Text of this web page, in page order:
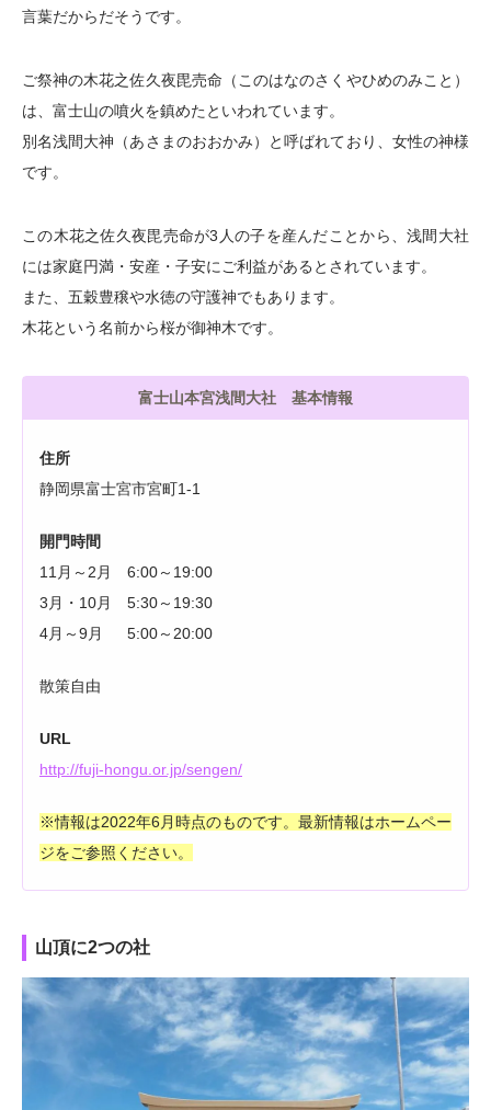
言葉だからだそうです。
ご祭神の木花之佐久夜毘売命（このはなのさくやひめのみこと）
は、富士山の噴火を鎮めたといわれています。
別名浅間大神（あさまのおおかみ）と呼ばれており、女性の神様
です。
この木花之佐久夜毘売命が3人の子を産んだことから、浅間大社
には家庭円満・安産・子安にご利益があるとされています。
また、五穀豊穣や水徳の守護神でもあります。
木花という名前から桜が御神木です。
富士山本宮浅間大社 基本情報
住所
静岡県富士宮市宮町1-1
開門時間
11月～2月 6:00～19:00
3月・10月 5:30～19:30
4月～9月 5:00～20:00
散策自由
URL
http://fuji-hongu.or.jp/sengen/
※情報は2022年6月時点のものです。最新情報はホームペー
ジをご参照ください。
山頂に2つの社